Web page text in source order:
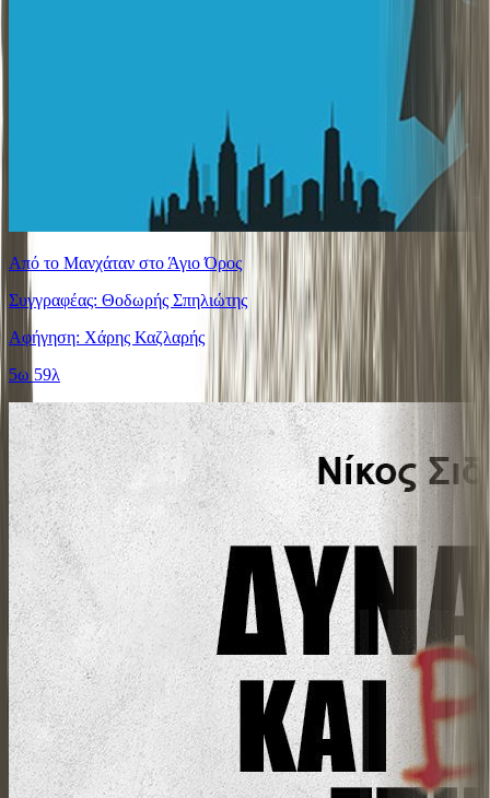
Από το Μανχάταν στο Άγιο Όρος
Συγγραφέας: Θοδωρής Σπηλιώτης
Αφήγηση: Χάρης Καζλαρής
5ω 59λ